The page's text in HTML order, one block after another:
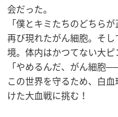
会だった。
「僕とキミたちのどちら
再び現れたがん細胞。そ
境。体内はかつてない大ピ
「やめるんだ、がん細胞──
この世界を守るため、白
けた大血戦に挑む！